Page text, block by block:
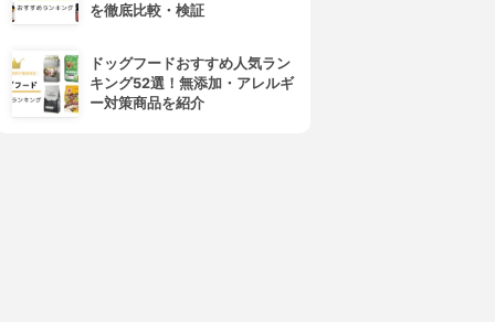
を徹底比較・検証
ドッグフードおすすめ人気ラン
キング52選！無添加・アレルギ
ー対策商品を紹介